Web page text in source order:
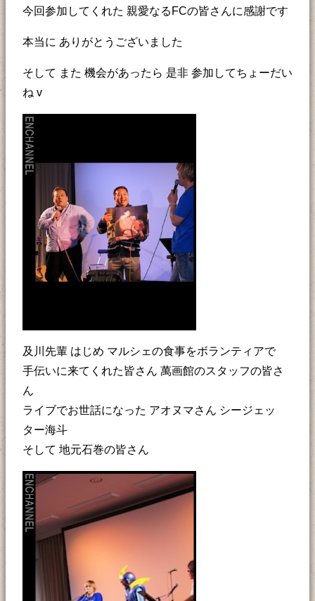
今回参加してくれた 親愛なるFCの皆さんに感謝です
本当に ありがとうございました
そして また 機会があったら 是非 参加してちょーだい
ね v
及川先輩 はじめ マルシェの食事をボランティアで
手伝いに来てくれた皆さん 萬画館のスタッフの皆さ
ん
ライブでお世話になった アオヌマさん シージェッ
ター海斗
そして 地元石巻の皆さん